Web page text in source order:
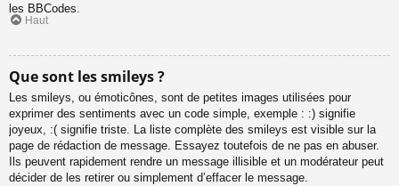
les BBCodes.
Haut
Que sont les smileys ?
Les smileys, ou émoticônes, sont de petites images utilisées pour
exprimer des sentiments avec un code simple, exemple : :) signifie
joyeux, :( signifie triste. La liste complète des smileys est visible sur la
page de rédaction de message. Essayez toutefois de ne pas en abuser.
Ils peuvent rapidement rendre un message illisible et un modérateur peut
décider de les retirer ou simplement d’effacer le message.